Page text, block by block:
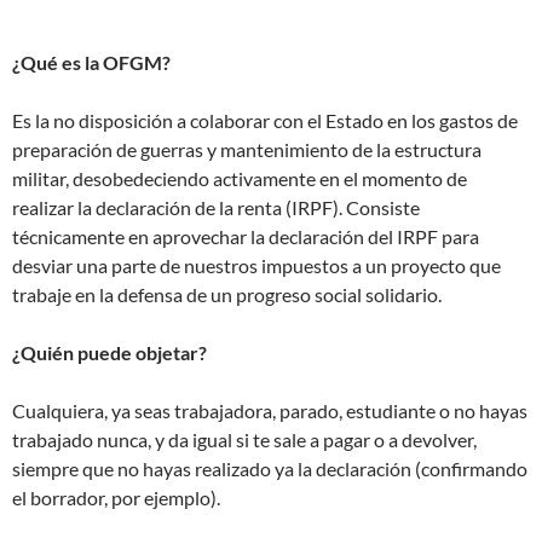
¿Qué es la OFGM?
Es la no disposición a colaborar con el Estado en los gastos de
preparación de guerras y mantenimiento de la estructura
militar, desobedeciendo activamente en el momento de
realizar la declaración de la renta (IRPF). Consiste
técnicamente en aprovechar la declaración del IRPF para
desviar una parte de nuestros impuestos a un proyecto que
trabaje en la defensa de un progreso social solidario.
¿Quién puede objetar?
Cualquiera, ya seas trabajadora, parado, estudiante o no hayas
trabajado nunca, y da igual si te sale a pagar o a devolver,
siempre que no hayas realizado ya la declaración (confirmando
el borrador, por ejemplo).